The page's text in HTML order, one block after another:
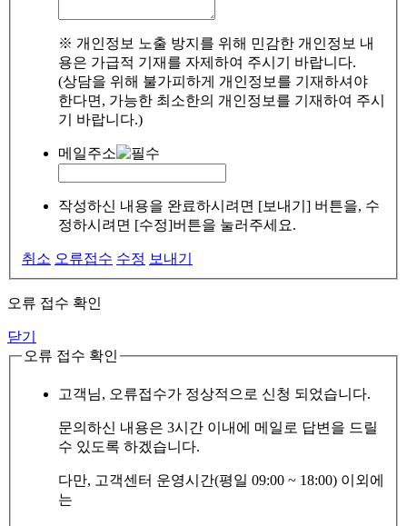
※ 개인정보 노출 방지를 위해 민감한 개인정보 내
용은 가급적 기재를 자제하여 주시기 바랍니다.
(상담을 위해 불가피하게 개인정보를 기재하셔야
한다면, 가능한 최소한의 개인정보를 기재하여 주시
기 바랍니다.)
메일주소
작성하신 내용을 완료하시려면 [보내기] 버튼을, 수
정하시려면 [수정]버튼을 눌러주세요.
취소 오류접수 수정 보내기
오류 접수 확인
닫기
오류 접수 확인
고객님, 오류접수가 정상적으로 신청 되었습니다.
문의하신 내용은 3시간 이내에 메일로 답변을 드릴
수 있도록 하겠습니다.
다만, 고객센터 운영시간(평일 09:00 ~ 18:00) 이외에
는